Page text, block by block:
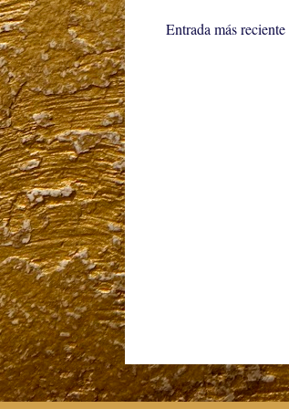
Entrada más reciente